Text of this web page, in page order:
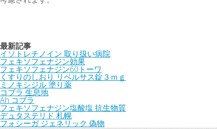
最新記事
イソトレチノイン 取り扱い病院
フェキソフェナジン効果
フェキソフェナジン60トーワ
くすりのしおり リベルサス錠３ｍｇ
ミノキシジル 塗り薬
コブラ 生息地
Ah コブラ
フェキソフェナジン塩酸塩 抗生物質
デュタステリド 札幌
フォシーガ ジェネリック 偽物